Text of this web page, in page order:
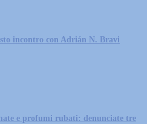
incontro con Adrián N. Bravi
e profumi rubati: denunciate tre